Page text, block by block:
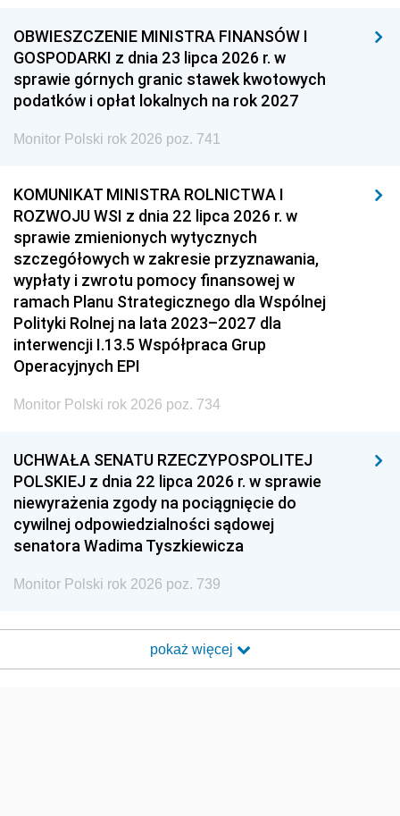
OBWIESZCZENIE MINISTRA FINANSÓW I
GOSPODARKI z dnia 23 lipca 2026 r. w
sprawie górnych granic stawek kwotowych
podatków i opłat lokalnych na rok 2027
Monitor Polski rok 2026 poz. 741
KOMUNIKAT MINISTRA ROLNICTWA I
ROZWOJU WSI z dnia 22 lipca 2026 r. w
sprawie zmienionych wytycznych
szczegółowych w zakresie przyznawania,
wypłaty i zwrotu pomocy finansowej w
ramach Planu Strategicznego dla Wspólnej
Polityki Rolnej na lata 2023–2027 dla
interwencji I.13.5 Współpraca Grup
Operacyjnych EPI
Monitor Polski rok 2026 poz. 734
UCHWAŁA SENATU RZECZYPOSPOLITEJ
POLSKIEJ z dnia 22 lipca 2026 r. w sprawie
niewyrażenia zgody na pociągnięcie do
cywilnej odpowiedzialności sądowej
senatora Wadima Tyszkiewicza
Monitor Polski rok 2026 poz. 739
pokaż więcej